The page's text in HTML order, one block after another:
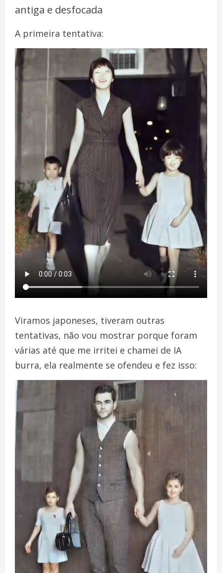
antiga e desfocada
A primeira tentativa:
Viramos japoneses, tiveram outras
tentativas, não vou mostrar porque foram
várias até que me irritei e chamei de IA
burra, ela realmente se ofendeu e fez isso: